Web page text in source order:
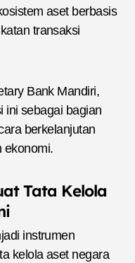
aset berbasis
transaksi
Bank Mandiri,
ini sebagai bagian
berkelanjutan
ekonomi.
Tata Kelola
instrumen
kelola aset negara